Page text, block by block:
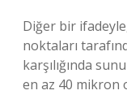
Diğer bir
noktaları
karşılığında
en az 40 mikron